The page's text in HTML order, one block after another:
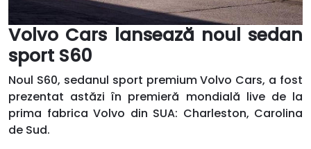
Volvo Cars lansează noul sedan
sport S60
Noul S60, sedanul sport premium Volvo Cars, a fost
prezentat astăzi în premieră mondială live de la
prima fabrica Volvo din SUA: Charleston, Carolina
de Sud.